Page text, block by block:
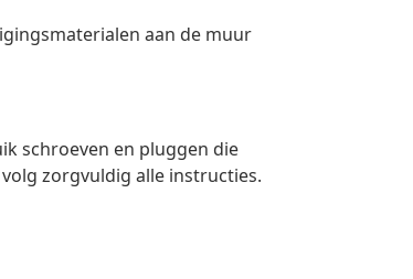
aan de muur
schroeven en pluggen die
zorgvuldig alle instructies.